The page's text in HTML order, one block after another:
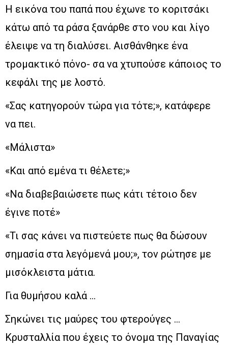
Η εικόνα του παπά που έχωνε το κοριτσάκι
κάτω από τα ράσα ξανάρθε στο νου και λίγο
έλειψε να τη διαλύσει. Αισθάνθηκε ένα
τρομακτικό πόνο- σα να χτυπούσε κάποιος το
κεφάλι της με λοστό.
«Σας κατηγορούν τώρα για τότε;», κατάφερε
να πει.
«Μάλιστα»
«Και από εμένα τι θέλετε;»
«Να διαβεβαιώσετε πως κάτι τέτοιο δεν
έγινε ποτέ»
«Τι σας κάνει να πιστεύετε πως θα δώσουν
σημασία στα λεγόμενά μου;», τον ρώτησε με
μισόκλειστα μάτια.
Για θυμήσου καλά …
Σηκώνει τις μαύρες του φτερούγες …
Κρυσταλλία που έχεις το όνομα της Παναγίας